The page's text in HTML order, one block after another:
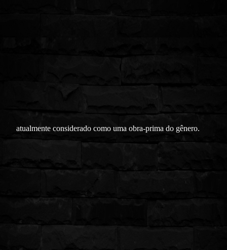
atualmente considerado como uma obra-prima do gênero.